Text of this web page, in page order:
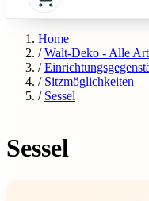
Home
/ Walt-Deko - Alle
/
/ Sitzmöglichkeiten
/ Sessel
Sessel